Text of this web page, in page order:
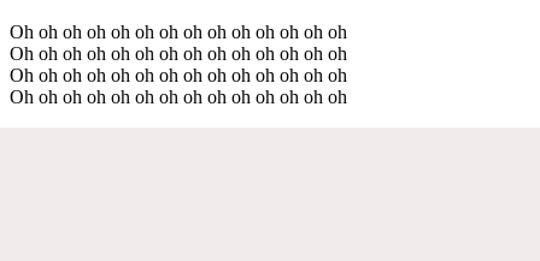
Oh oh oh oh oh oh oh oh oh oh oh oh oh oh
Oh oh oh oh oh oh oh oh oh oh oh oh oh oh
Oh oh oh oh oh oh oh oh oh oh oh oh oh oh
Oh oh oh oh oh oh oh oh oh oh oh oh oh oh